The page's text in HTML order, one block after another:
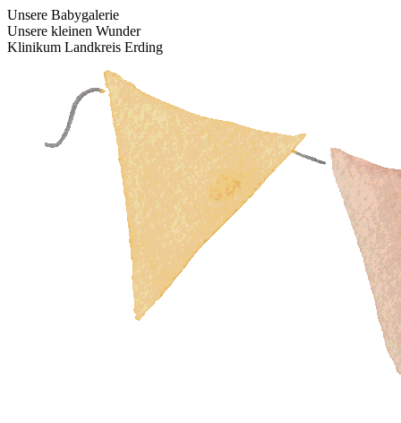
Unsere Babygalerie
Unsere kleinen Wunder
Klinikum Landkreis Erding